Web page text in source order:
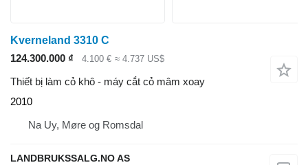
Kverneland 3310 C
124.300.000 ₫
4.100 € ≈ 4.737 US$
Thiết bị làm cỏ khô - máy cắt cỏ mâm xoay
2010
Na Uy, Møre og Romsdal
LANDBRUKSSALG.NO AS